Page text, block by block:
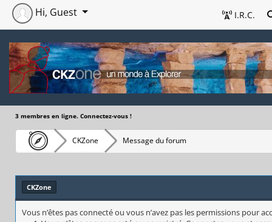
I.R.C.
Hi, Guest
3 membres en ligne. Connectez-vous !
CKZone Message du forum
CKZone
Vous n’êtes pas connecté ou vous n’avez pas les permissions pour